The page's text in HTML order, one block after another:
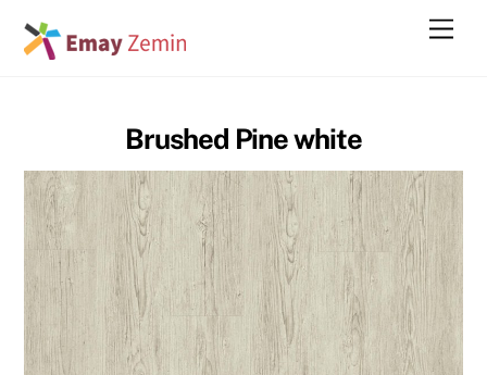
Brushed Pine white